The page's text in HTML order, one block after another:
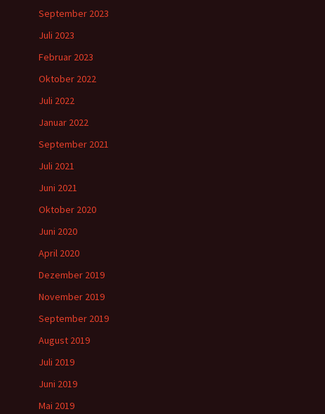
September 2023
Juli 2023
Februar 2023
Oktober 2022
Juli 2022
Januar 2022
September 2021
Juli 2021
Juni 2021
Oktober 2020
Juni 2020
April 2020
Dezember 2019
November 2019
September 2019
August 2019
Juli 2019
Juni 2019
Mai 2019